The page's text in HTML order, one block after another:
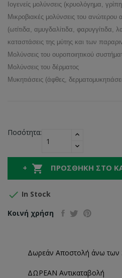
Ιογενείς μολύνσεις (κρυολόγημα,
Μικροβιακές μολύνσεις του ανώτερου
(ωτίτιδα, αμυγδαλίτιδα, φαρυγγίτιδα,
καταστάσεις της μύτης και των
Μολύνσεις του ουροποιητικού
Μολύνσεις του δέρματος
Μυκητιάσεις (άφθες,
Ποσότητα:
 ΠΡΟΣΘΉΚΗ ΣΤΟ
 In Stock
Κοινή χρήση
Δωρεάν Αποστολή άνω των
ΔΩΡΕΑΝ Αντικαταβολή